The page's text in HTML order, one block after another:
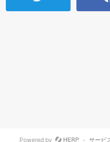
Powered by - サービ